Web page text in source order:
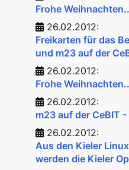
Frohe
26.02.2012:
Freikarten für das
und m23 auf der
26.02.2012:
Frohe
26.02.2012:
m23 auf der CeBIT
26.02.2012:
Aus den Kieler
werden die Kieler